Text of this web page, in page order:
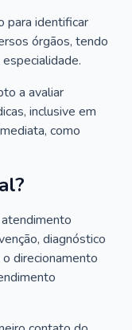
para identificar
órgãos, tendo
a avaliar
inclusive em
como
diagnóstico
direcionamento